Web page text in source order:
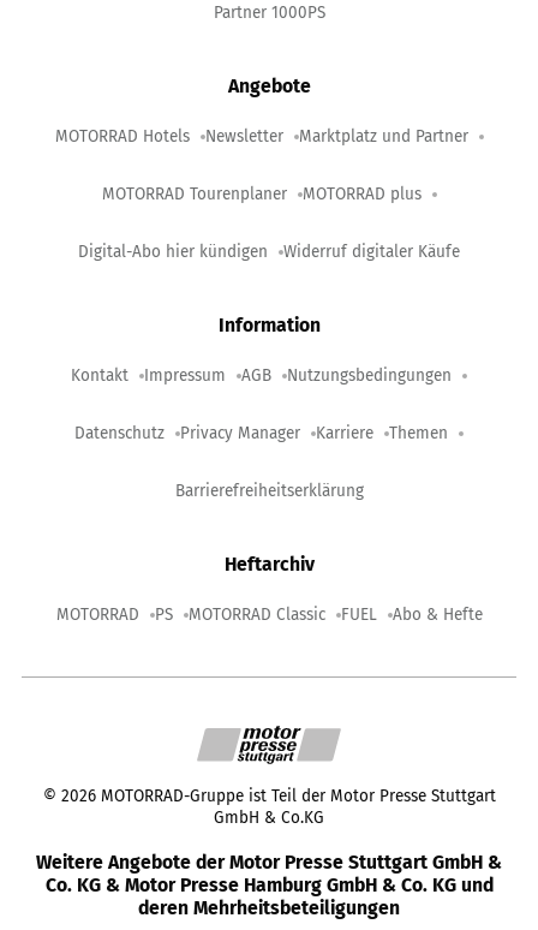
Partner 1000PS
Angebote
MOTORRAD Hotels Newsletter Marktplatz und Partner
MOTORRAD Tourenplaner MOTORRAD plus
Digital-Abo hier kündigen Widerruf digitaler Käufe
Information
Kontakt Impressum AGB Nutzungsbedingungen
Datenschutz Privacy Manager Karriere Themen
Barrierefreiheitserklärung
Heftarchiv
MOTORRAD PS MOTORRAD Classic FUEL Abo & Hefte
© 2026 MOTORRAD-Gruppe ist Teil der Motor Presse Stuttgart
GmbH & Co.KG
Weitere Angebote der Motor Presse Stuttgart GmbH &
Co. KG & Motor Presse Hamburg GmbH & Co. KG und
deren Mehrheitsbeteiligungen